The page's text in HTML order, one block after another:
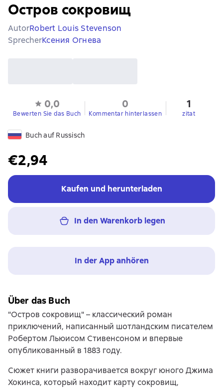
Остров сокровищ
AutorRobert Louis Stevenson
SprecherКсения Огнева
0,0
Bewerten Sie das Buch
0
Kommentar hinterlassen
1
zitat
Buch auf Russisch
€2,94
Kaufen und herunterladen
In den Warenkorb legen
In der App anhören
Über das Buch
"Остров сокровищ" – классический роман
приключений, написанный шотландским писателем
Робертом Льюисом Стивенсоном и впервые
опубликованный в 1883 году.
Сюжет книги разворачивается вокруг юного Джима
Хокинса, который находит карту сокровищ,